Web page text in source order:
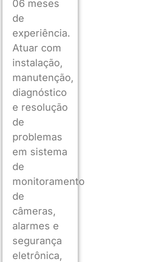
06 meses
de
experiência.
Atuar com
instalação,
manutenção,
diagnóstico
e resolução
de
problemas
em sistema
de
monitoramento
de
câmeras,
alarmes e
segurança
eletrônica,